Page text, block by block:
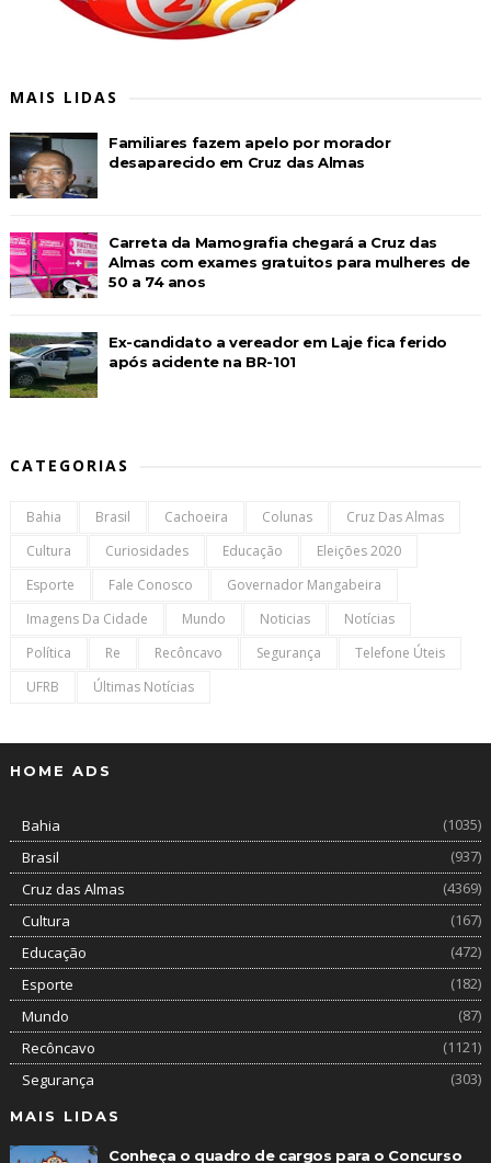
MAIS LIDAS
Familiares fazem apelo por morador
desaparecido em Cruz das Almas
Carreta da Mamografia chegará a Cruz das
Almas com exames gratuitos para mulheres de
50 a 74 anos
Ex-candidato a vereador em Laje fica ferido
após acidente na BR-101
CATEGORIAS
Bahia Brasil Cachoeira Colunas
Cruz Das Almas
Cultura
Curiosidades Educação
Eleições 2020
Esporte
Fale Conosco
Governador Mangabeira
Imagens Da Cidade
Mundo Noticias
Notícias
Política
Re Recôncavo Segurança
Telefone Úteis
UFRB
Últimas Notícias
HOME ADS
Bahia
(1035)
Brasil
(937)
Cruz das Almas
(4369)
Cultura
(167)
Educação
(472)
Esporte
(182)
Mundo
(87)
Recôncavo
(1121)
Segurança
(303)
MAIS LIDAS
Conheça o quadro de cargos para o Concurso